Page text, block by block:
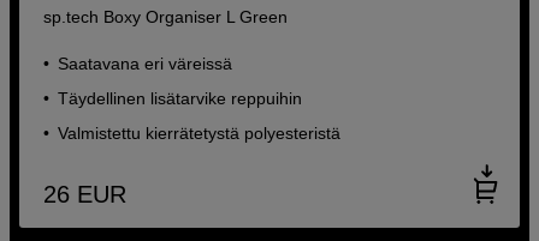
sp.tech Boxy Organiser L Green
Saatavana eri väreissä
Täydellinen lisätarvike reppuihin
Valmistettu kierrätetystä polyesteristä
26 EUR